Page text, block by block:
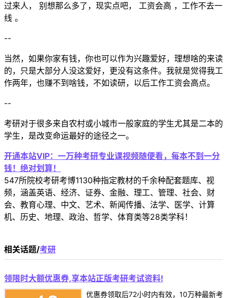
过来人， 别想那么多了，现实点吧， 工资会高 ，工作不去一
线 。
--
当然，如果你家有钱，你也可以作为兴趣爱好，理想啥的来读
的，只是大部分人没这爱好，更没有这条件。我就是觉得我工
作两年，也赚不到啥钱，不如读研，以后工作工资会高点。
--
考研对于很多来自农村或小城市一般家庭的学生尤其是二本的
学生，是改变命运最好的途径之一。
开通本站VIP：一万种考研专业课视频随便看，每本不到一分
钱！绝对划算！
547所院校考研考博1130种指定教材的千余种配套题库、视
频，涵盖英语、经济、证券、金融、理工、管理、社会、财
会、教育心理、中文、艺术、新闻传播、法学、医学、计算
机、历史、地理、政治、哲学、体育类等28类学科！
相关话题/考研
领限时大额优惠券,享本站正版考研考试资料!
优惠券领取后72小时内有效，10万种最新考